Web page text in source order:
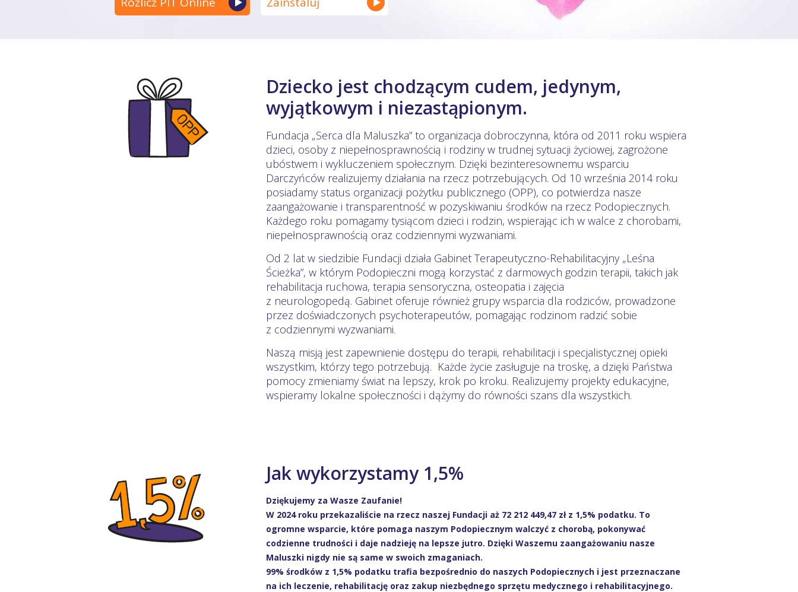
Dziecko jest chodzącym cudem, jedynym,
wyjątkowym i niezastąpionym.
Fundacja „Serca dla Maluszka” to organizacja dobroczynna, która od 2011 roku wspiera
dzieci, osoby z niepełnosprawnością i rodziny w trudnej sytuacji życiowej, zagrożone
ubóstwem i wykluczeniem społecznym. Dzięki bezinteresownemu wsparciu
Darczyńców realizujemy działania na rzecz potrzebujących. Od 10 września 2014 roku
posiadamy status organizacji pożytku publicznego (OPP), co potwierdza nasze
zaangażowanie i transparentność w pozyskiwaniu środków na rzecz Podopiecznych.
Każdego roku pomagamy tysiącom dzieci i rodzin, wspierając ich w walce z chorobami,
niepełnosprawnością oraz codziennymi wyzwaniami.
Od 2 lat w siedzibie Fundacji działa Gabinet Terapeutyczno-Rehabilitacyjny „Leśna
Ścieżka”, w którym Podopieczni mogą korzystać z darmowych godzin terapii, takich jak
rehabilitacja ruchowa, terapia sensoryczna, osteopatia i zajęcia
z neurologopedą. Gabinet oferuje również grupy wsparcia dla rodziców, prowadzone
przez doświadczonych psychoterapeutów, pomagając rodzinom radzić sobie
z codziennymi wyzwaniami.
Naszą misją jest zapewnienie dostępu do terapii, rehabilitacji i specjalistycznej opieki
wszystkim, którzy tego potrzebują. Każde życie zasługuje na troskę, a dzięki Państwa
pomocy zmieniamy świat na lepszy, krok po kroku. Realizujemy projekty edukacyjne,
wspieramy lokalne społeczności i dążymy do równości szans dla wszystkich.
Jak wykorzystamy 1,5%
Dziękujemy za Wasze Zaufanie!
W 2024 roku przekazaliście na rzecz naszej Fundacji aż 72 212 449,47 zł z 1,5% podatku. To
ogromne wsparcie, które pomaga naszym Podopiecznym walczyć z chorobą, pokonywać
codzienne trudności i daje nadzieję na lepsze jutro. Dzięki Waszemu zaangażowaniu nasze
Maluszki nigdy nie są same w swoich zmaganiach.
99% środków z 1,5% podatku trafia bezpośrednio do naszych Podopiecznych i jest przeznaczane
na ich leczenie, rehabilitację oraz zakup niezbędnego sprzętu medycznego i rehabilitacyjnego.